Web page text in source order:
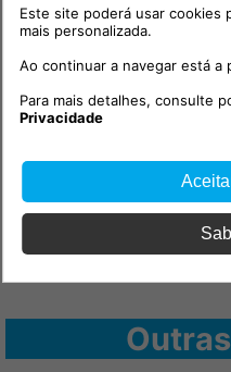
Este site poderá usar cookies
mais personalizada.
Ao continuar a navegar está a
Para mais detalhes, consulte
Privacidade